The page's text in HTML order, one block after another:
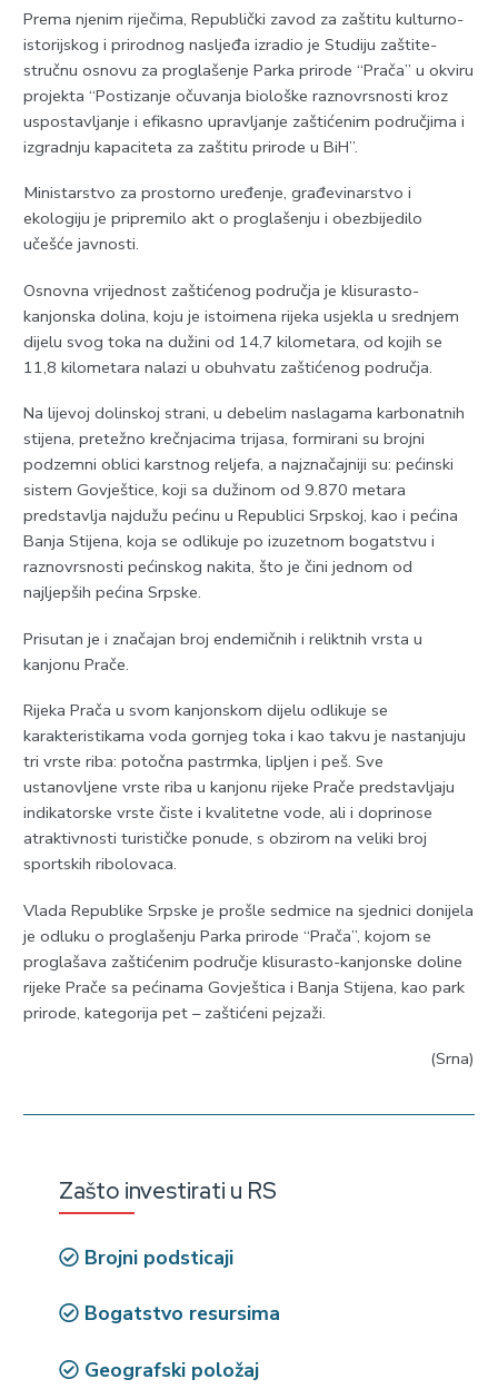
Prema njenim riječima, Republički zavod za zaštitu kulturno-
istorijskog i prirodnog nasljeđa izradio je Studiju zaštite-
stručnu osnovu za proglašenje Parka prirode “Prača” u okviru
projekta “Postizanje očuvanja biološke raznovrsnosti kroz
uspostavljanje i efikasno upravljanje zaštićenim područjima i
izgradnju kapaciteta za zaštitu prirode u BiH”.
Ministarstvo za prostorno uređenje, građevinarstvo i
ekologiju je pripremilo akt o proglašenju i obezbijedilo
učešće javnosti.
Osnovna vrijednost zaštićenog područja je klisurasto-
kanjonska dolina, koju je istoimena rijeka usjekla u srednjem
dijelu svog toka na dužini od 14,7 kilometara, od kojih se
11,8 kilometara nalazi u obuhvatu zaštićenog područja.
Na lijevoj dolinskoj strani, u debelim naslagama karbonatnih
stijena, pretežno krečnjacima trijasa, formirani su brojni
podzemni oblici karstnog reljefa, a najznačajniji su: pećinski
sistem Govještice, koji sa dužinom od 9.870 metara
predstavlja najdužu pećinu u Republici Srpskoj, kao i pećina
Banja Stijena, koja se odlikuje po izuzetnom bogatstvu i
raznovrsnosti pećinskog nakita, što je čini jednom od
najljepših pećina Srpske.
Prisutan je i značajan broj endemičnih i reliktnih vrsta u
kanjonu Prače.
Rijeka Prača u svom kanjonskom dijelu odlikuje se
karakteristikama voda gornjeg toka i kao takvu je nastanjuju
tri vrste riba: potočna pastrmka, lipljen i peš. Sve
ustanovljene vrste riba u kanjonu rijeke Prače predstavljaju
indikatorske vrste čiste i kvalitetne vode, ali i doprinose
atraktivnosti turističke ponude, s obzirom na veliki broj
sportskih ribolovaca.
Vlada Republike Srpske je prošle sedmice na sjednici donijela
je odluku o proglašenju Parka prirode “Prača”, kojom se
proglašava zaštićenim područje klisurasto-kanjonske doline
rijeke Prače sa pećinama Govještica i Banja Stijena, kao park
prirode, kategorija pet – zaštićeni pejzaži.
(Srna)
Zašto investirati u RS
Brojni podsticaji
Bogatstvo resursima
Geografski položaj